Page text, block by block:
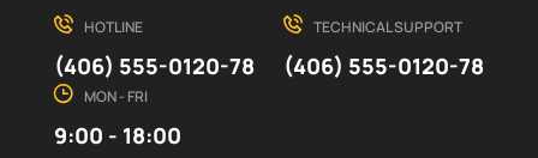
HOTLINE
(406) 555-0120-78
TECHNICAL SUPPORT
(406) 555-0120-78
MON - FRI
9:00 - 18:00